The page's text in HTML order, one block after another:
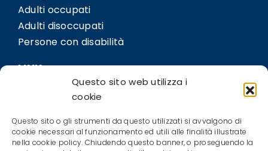
Questo sito web utilizza i
cookie
Questo sito o gli strumenti da questo utilizzati si avvalgono di
cookie necessari al funzionamento ed utili alle finalità illustrate
nella cookie policy. Chiudendo questo banner, o proseguendo la
Adulti occupati
Adulti disoccupati
Persone con disabilità
LINK
Contatti